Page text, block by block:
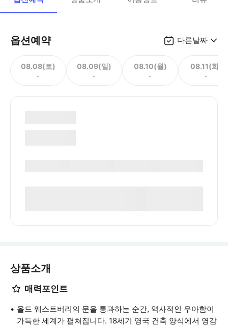
옵션예약 다른날짜
08.08(토)
-
08.09(일)
-
08.10(월)
-
08.11(화)
-
상품소개
매력포인트
올드 웨스트버리의 문을 통과하는 순간, 역사적인 우아함이
가득한 세계가 펼쳐집니다. 18세기 영국 건축 양식에서 영감